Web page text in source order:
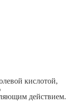
кислотой,
действием.